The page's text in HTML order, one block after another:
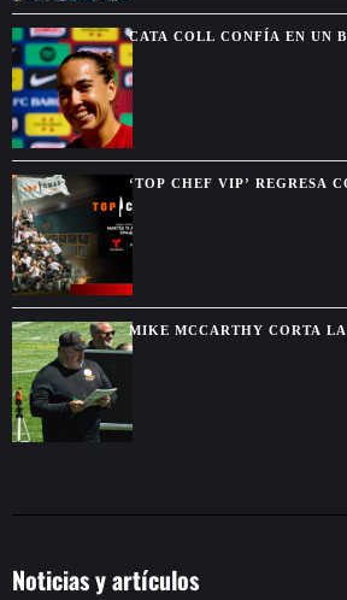
CATA COLL CONFÍA EN UN
TRAS LA SALIDA DE TRES
‘TOP CHEF VIP’ REGRESA
UN PREMIO DE $200,000
MIKE MCCARTHY CORTA
COMENTARIOS DE AARON
Noticias y artículos